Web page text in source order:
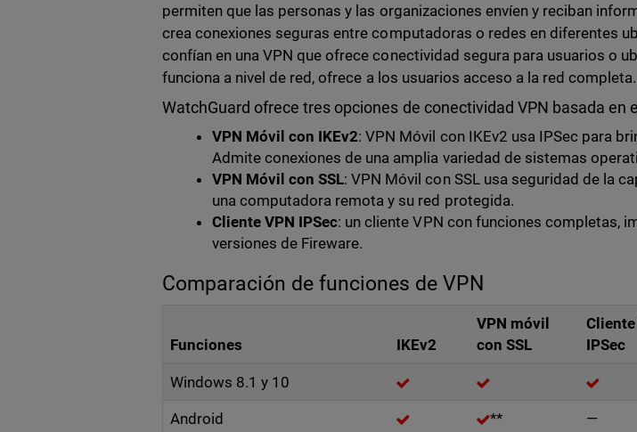
permiten que las personas y las organizaciones envíen y reciban
crea conexiones seguras entre computadoras o redes en diferentes
confían en una VPN que ofrece conectividad segura para usuarios o
funciona a nivel de red, ofrece a los usuarios acceso a la red completa.
WatchGuard ofrece tres opciones de conectividad VPN basada en
VPN Móvil con IKEv2: VPN Móvil con IKEv2 usa IPSec para
Admite conexiones de una amplia variedad de sistemas
VPN Móvil con SSL: VPN Móvil con SSL usa seguridad de la
una computadora remota y su red protegida.
Cliente VPN IPSec: un cliente VPN con funciones completas,
versiones de Fireware.
Comparación de funciones de VPN
Funciones IKEv2
VPN móvil
con SSL
Cliente
IPSec
Windows 8.1 y 10
Android ** —